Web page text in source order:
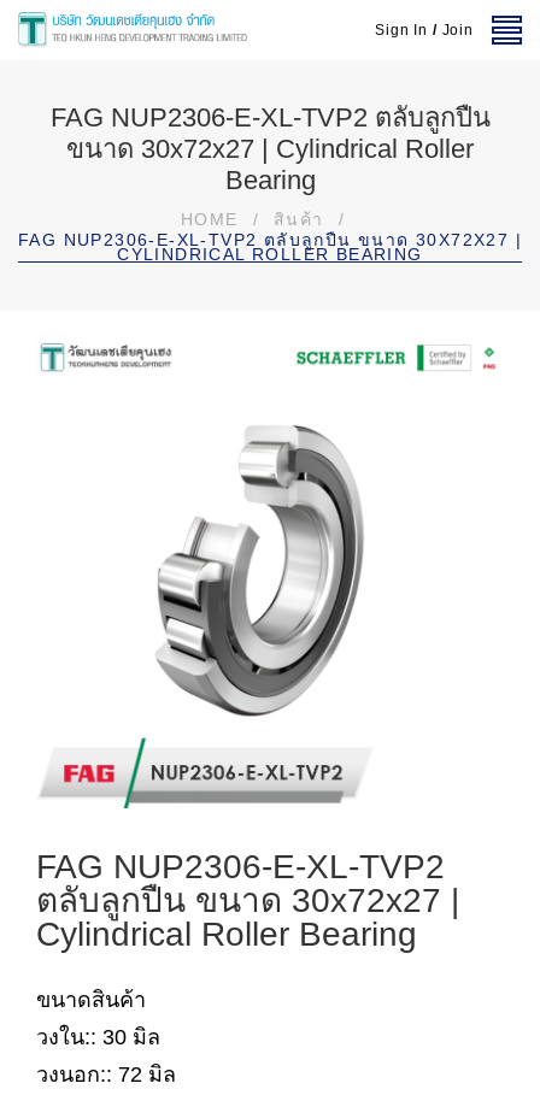
Sign In / Join
FAG NUP2306-E-XL-TVP2 ตลับลูกปืน
ขนาด 30x72x27 | Cylindrical Roller
Bearing
HOME / สินค้า
/
FAG NUP2306-E-XL-TVP2 ตลับลูกปืน ขนาด 30X72X27 |
CYLINDRICAL ROLLER BEARING
FAG NUP2306-E-XL-TVP2
ตลับลูกปืน ขนาด 30x72x27 |
Cylindrical Roller Bearing
ขนาดสินค้า
วงใน:: 30 มิล
วงนอก:: 72 มิล